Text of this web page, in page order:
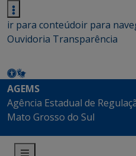
ir para conteúdoir para
Ouvidoria Transparência
AGEMS
Agência Estadual de
Mato Grosso do Sul